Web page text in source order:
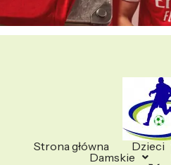
Strona główna Dzieci
Damskie